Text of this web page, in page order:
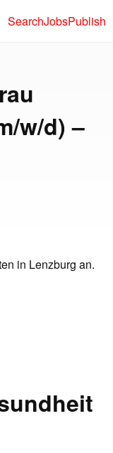
SearchJobsPublish
w/d) –
in Lenzburg an.